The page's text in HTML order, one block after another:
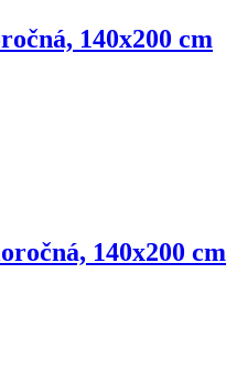
140x200 cm
140x200 cm